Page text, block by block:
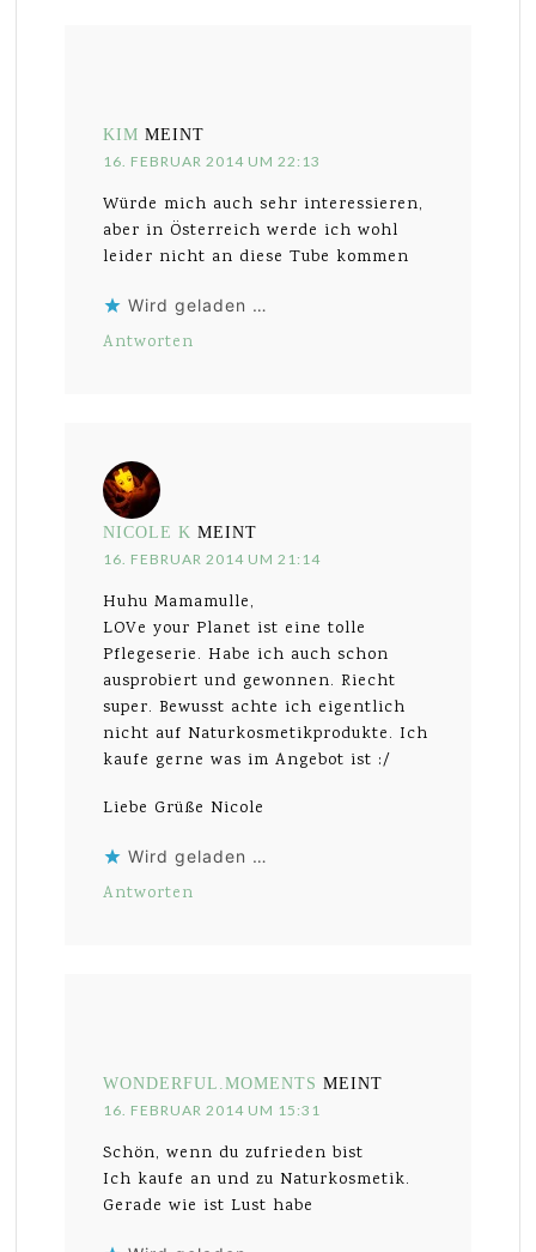
KIM MEINT
16. FEBRUAR 2014 UM 22:13
Würde mich auch sehr interessieren,
aber in Österreich werde ich wohl
leider nicht an diese Tube kommen
Wird geladen …
Antworten
NICOLE K MEINT
16. FEBRUAR 2014 UM 21:14
Huhu Mamamulle,
LOVe your Planet ist eine tolle
Pflegeserie. Habe ich auch schon
ausprobiert und gewonnen. Riecht
super. Bewusst achte ich eigentlich
nicht auf Naturkosmetikprodukte. Ich
kaufe gerne was im Angebot ist :/
Liebe Grüße Nicole
Wird geladen …
Antworten
WONDERFUL.MOMENTS MEINT
16. FEBRUAR 2014 UM 15:31
Schön, wenn du zufrieden bist
Ich kaufe an und zu Naturkosmetik.
Gerade wie ist Lust habe